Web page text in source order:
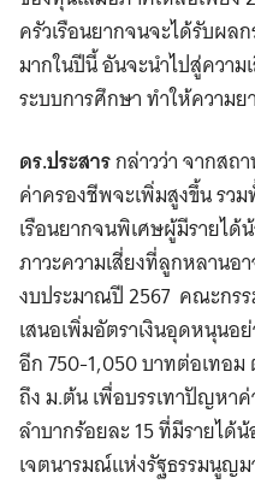
ครัวเรือนยากจนจะได้รับผล
มากในปีนี้ อันจะนำไปสู่ควา
ระบบการศึกษา ทำให้ความ
ดร.ประสารกล่าวว่า จากสถ
ค่าครองชีพจะเพิ่มสูงขึ้น รว
เรือนยากจนพิเศษผู้มีรายไ
ภาวะความเสี่ยงที่ลูกหลาน
งบประมาณปี 2567 คณะกร
เสนอเพิ่มอัตราเงินอุดหนุนอ
อีก 750-1,050 บาทต่อเทอ
ถึง ม.ต้น เพื่อบรรเทาปัญหา
ลำบากร้อยละ 15 ที่มีรายได้
เจตนารมณ์แห่งรัฐธรรมนูญม